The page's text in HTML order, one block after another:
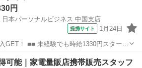
円
日本パーソナルビジネス 中国支店
提携サイト 1月24日
GET！ ■■ 未経験でも時給1330円スタート
登用制度もあるので、ゆくゆくは社員に
！カンタン電話登
可能｜家電量販店携帯販売スタッフ